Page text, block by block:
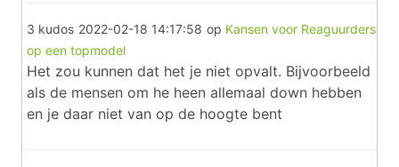
3 kudos 2022-02-18 14:17:58 op Kansen voor Reaguurders
op een topmodel
Het zou kunnen dat het je niet opvalt. Bijvoorbeeld
als de mensen om he heen allemaal down hebben
en je daar niet van op de hoogte bent